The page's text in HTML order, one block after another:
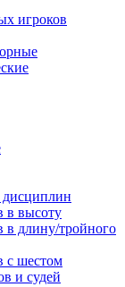
игроков
дисциплин
в высоту
в длину/тройного
с шестом
и судей